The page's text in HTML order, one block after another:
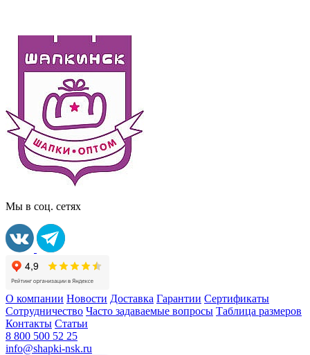
Мы в соц. сетях
О компании Новости Доставка Гарантии Сертификаты
Сотрудничество Часто задаваемые вопросы Таблица размеров
Контакты Статьи
8 800 500 52 25
info@shapki-nsk.ru